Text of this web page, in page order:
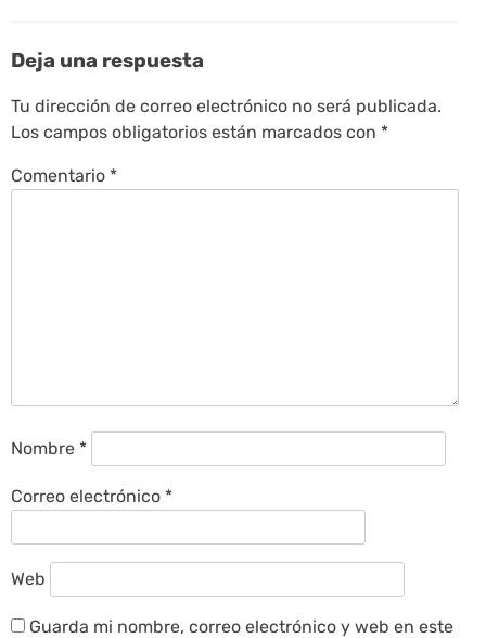
Deja una respuesta
Tu dirección de correo electrónico no será publicada.
Los campos obligatorios están marcados con *
Comentario *
Nombre *
Correo electrónico *
Web
Guarda mi nombre, correo electrónico y web en este